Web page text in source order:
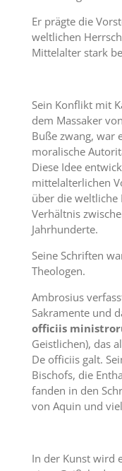
Er prägte die
weltlichen
Mittelalter stark
Sein Konflikt mit
dem Massaker
Buße zwang, war
moralische
Diese Idee
mittelalterlichen
über die weltliche
Verhältnis
Jahrhunderte.
Seine Schriften
Theologen.
Ambrosius
Sakramente und
officiis
Geistlichen), das
De officiis galt.
Bischofs, die
fanden in den
von Aquin und
In der Kunst wird